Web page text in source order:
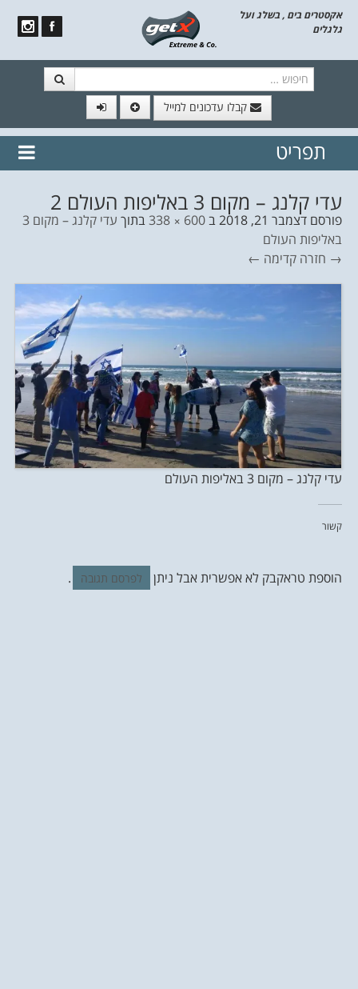
אקסטרים בים , בשלג ועל
גלגלים
קבלו עדכונים למייל
// הצטרף לרשימת תפוצה!
נשמח
תפריט
עדי קלנג – מקום 3 באליפות העולם 2
פורסם דצמבר 21, 2018 ב600 × 338 בתוך
עדי קלנג – מקום 3
באליפות העולם
→ חזרה קדימה ←
עדי קלנג – מקום 3 באליפות העולם
קשור
הוספת טראקבק לא אפשרית אבל ניתן לפרסם תגובה .